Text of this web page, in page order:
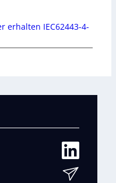
erhalten IEC62443-4-